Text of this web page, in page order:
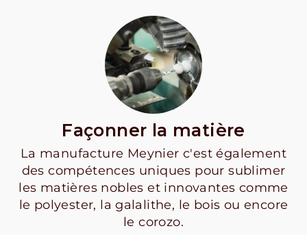
Façonner la matière
La manufacture Meynier c'est également
des compétences uniques pour sublimer
les matières nobles et innovantes comme
le polyester, la galalithe, le bois ou encore
le corozo.